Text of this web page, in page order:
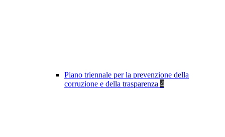
Piano triennale per la prevenzione della
corruzione e della trasparenza 4